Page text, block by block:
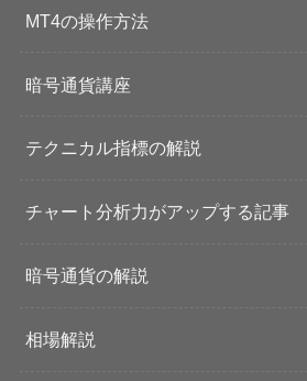
MT4の操作方法
暗号通貨講座
テクニカル指標の解説
チャート分析力がアップする記事
暗号通貨の解説
相場解説